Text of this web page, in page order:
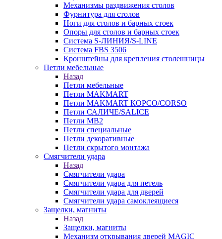
Механизмы раздвижения столов
Фурнитура для столов
Ноги для столов и барных стоек
Опоры для столов и барных стоек
Система S-ЛИНИЯ/S-LINE
Система FBS 3506
Кронштейны для крепления столешницы
Петли мебельные
Назад
Петли мебельные
Петли MAKMART
Петли MAKMART КОРСО/CORSO
Петли САЛИЧЕ/SALICE
Петли MB2
Петли специальные
Петли декоративные
Петли скрытого монтажа
Смягчители удара
Назад
Смягчители удара
Смягчители удара для петель
Смягчители удара для дверей
Cмягчители удара самоклеящиеся
Защелки, магниты
Назад
Защелки, магниты
Механизм открывания дверей MAGIC